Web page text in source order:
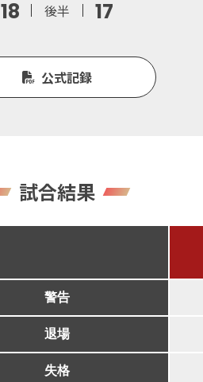
18
後半 17
公式記録
試合結果
警告
退場
失格